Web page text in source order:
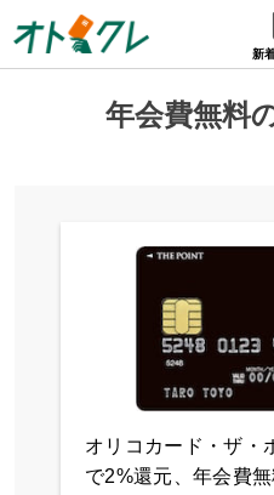
to
content
新
年会費無料
オリコカード・ザ
で2%還元、年会費